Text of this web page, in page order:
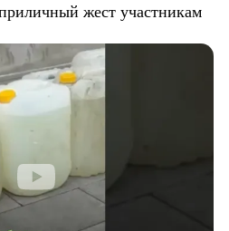
жест участникам